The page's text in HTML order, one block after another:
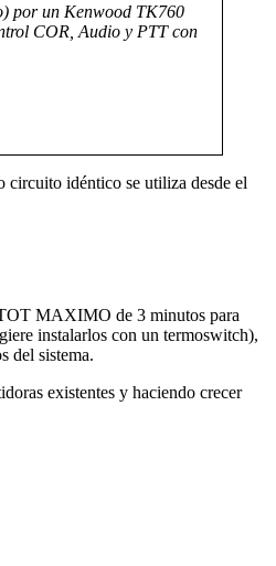
por un Kenwood TK760
COR, Audio y PTT con
circuito idéntico se utiliza desde el
TOT MAXIMO de 3 minutos para
instalarlos con un termoswitch),
del sistema.
existentes y haciendo crecer